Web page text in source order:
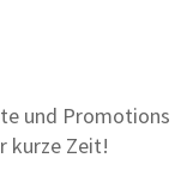
und Promotions
kurze Zeit!